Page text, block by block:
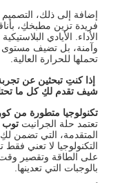
إضافة إلى ذلك،
فريدة تزين مطبخكِ،
الأداء. الأيادي
وآمنة، بل تضيف مستوى
تحملها للحرارة العالية.
إذا كنتِ تبحثين عن
شيف تقدم لكِ كل ما
تكنولوجيا متطورة من
تعتمد حلة الجرانيت
المتقدمة، التي تضمن
التكنولوجيا لا تعني
على الطاقة وتقصير وقت
بالوجبات التي تعدينها.